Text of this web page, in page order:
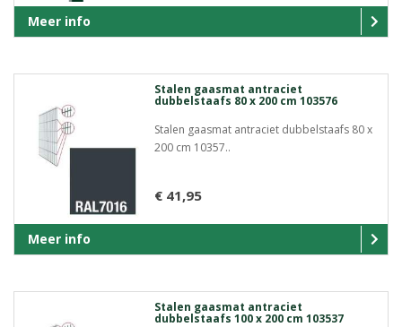
Meer info
Stalen gaasmat antraciet
dubbelstaafs 80 x 200 cm 103576
Stalen gaasmat antraciet dubbelstaafs 80 x
200 cm 10357..
€ 41,95
Meer info
Stalen gaasmat antraciet
dubbelstaafs 100 x 200 cm 103537